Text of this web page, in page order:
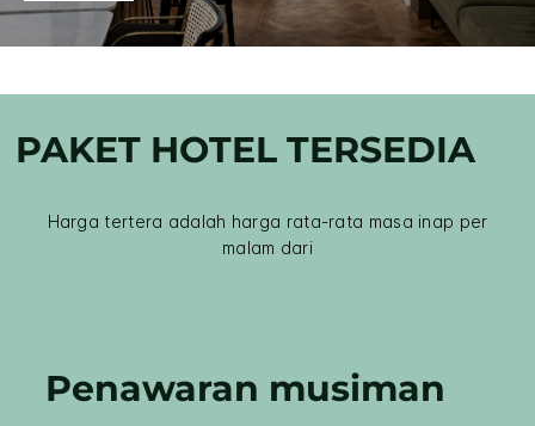
PAKET HOTEL TERSEDIA
Harga tertera adalah harga rata-rata masa inap per
malam dari
Penawaran musiman